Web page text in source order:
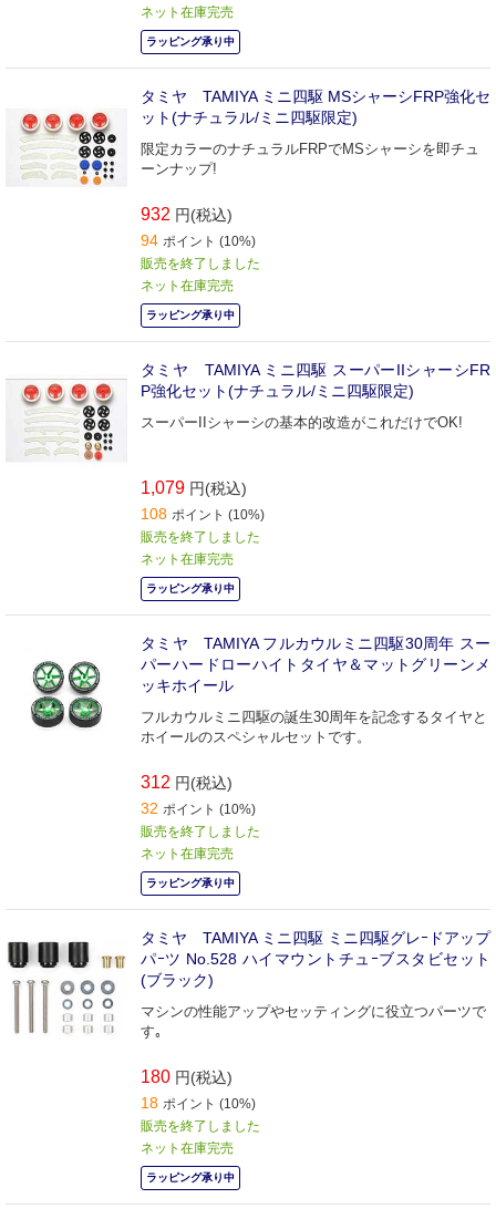
ネット在庫完売
ラッピング承り中
タミヤ TAMIYA ミニ四駆 MSシャーシFRP強化セ
ット(ナチュラル/ミニ四駆限定)
限定カラーのナチュラルFRPでMSシャーシを即チュ
ーンナップ!
932 円(税込)
94 ポイント (10%)
販売を終了しました
ネット在庫完売
ラッピング承り中
タミヤ TAMIYA ミニ四駆 スーパーIIシャーシFR
P強化セット(ナチュラル/ミニ四駆限定)
スーパーIIシャーシの基本的改造がこれだけでOK!
1,079 円(税込)
108 ポイント (10%)
販売を終了しました
ネット在庫完売
ラッピング承り中
タミヤ TAMIYA フルカウルミニ四駆30周年 スー
パーハードローハイトタイヤ＆マットグリーンメ
ッキホイール
フルカウルミニ四駆の誕生30周年を記念するタイヤと
ホイールのスペシャルセットです。
312 円(税込)
32 ポイント (10%)
販売を終了しました
ネット在庫完売
ラッピング承り中
タミヤ TAMIYA ミニ四駆 ミニ四駆グレｰドアップ
パｰツ No.528 ハイマウントチュｰブスタビセット
(ブラック)
マシンの性能アップやセッティングに役立つパーツで
す｡
180 円(税込)
18 ポイント (10%)
販売を終了しました
ネット在庫完売
ラッピング承り中